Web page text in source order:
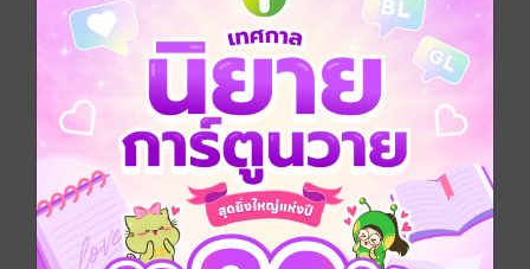
คำโปรย
เมื่อเด็กสาวแสนบริสุทธิ์ต้องแต่งงานกับชายหนุ่มผู้เย็นชา
เพราะแผนร้ายของคนอื่น
มธุรดา ไม่เคยคิดจะจับใครเป็นสามี
แต่ ราช กลับเข้าใจผิด...และตราหน้าเธอว่าเจ้าเล่ห์
แล้วหัวใจที่เคยปิดตายของเขา...จะเปิดรับเธออีกครั้งได้
ไหม
เมื่อเธอคือผู้หญิงเดียวที่ทำให้เขา "หวั่นไหว" ได้ตั้งแต่แรก